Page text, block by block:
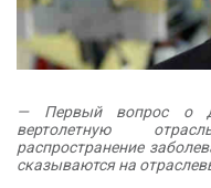
— Первый вопрос о
вертолетную
распространение
сказываются на